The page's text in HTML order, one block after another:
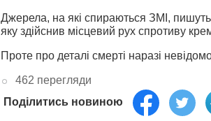
Джерела, на які спираються ЗМІ,
яку здійснив місцевий рух спротиву
Проте про деталі смерті наразі
462 перегляди
Поділитись новиною